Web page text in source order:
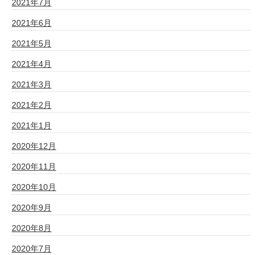
2021年7月
2021年6月
2021年5月
2021年4月
2021年3月
2021年2月
2021年1月
2020年12月
2020年11月
2020年10月
2020年9月
2020年8月
2020年7月